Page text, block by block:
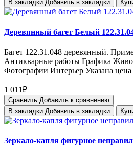
В закладки Добавить в закладки
Деревянный багет Белый
Багет 122.31.048 деревянный.
Антикварные работы Графика
Фотографии Интерьер Указана цена
1 011₽
Сравнить Добавить к сравнению
В закладки Добавить в закладки
Зеркало-капля фигурное